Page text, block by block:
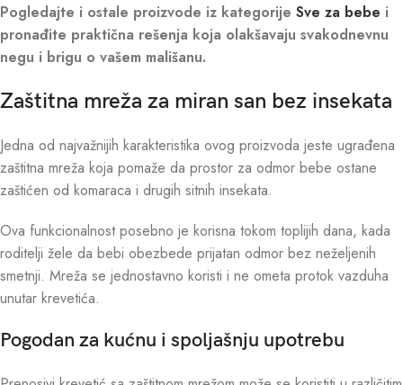
Pogledajte i ostale proizvode iz kategorije Sve za bebe i
pronađite praktična rešenja koja olakšavaju svakodnevnu
negu i brigu o vašem mališanu.
Zaštitna mreža za miran san bez insekata
Jedna od najvažnijih karakteristika ovog proizvoda jeste ugrađena
zaštitna mreža koja pomaže da prostor za odmor bebe ostane
zaštićen od komaraca i drugih sitnih insekata.
Ova funkcionalnost posebno je korisna tokom toplijih dana, kada
roditelji žele da bebi obezbede prijatan odmor bez neželjenih
smetnji. Mreža se jednostavno koristi i ne ometa protok vazduha
unutar krevetića.
Pogodan za kućnu i spoljašnju upotrebu